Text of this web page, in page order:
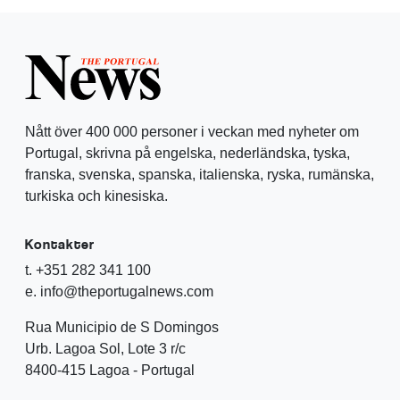
Nått över 400 000 personer i veckan med nyheter om
Portugal, skrivna på engelska, nederländska, tyska,
franska, svenska, spanska, italienska, ryska, rumänska,
turkiska och kinesiska.
Kontakter
t. +351 282 341 100
e. info@theportugalnews.com
Rua Municipio de S Domingos
Urb. Lagoa Sol, Lote 3 r/c
8400-415 Lagoa - Portugal